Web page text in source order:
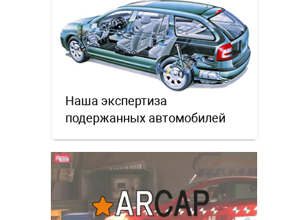
Наша экспертиза
подержанных автомобилей